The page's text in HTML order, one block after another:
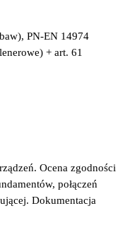
PN-EN 14974
+ art. 61
Ocena zgodności
połączeń
Dokumentacja